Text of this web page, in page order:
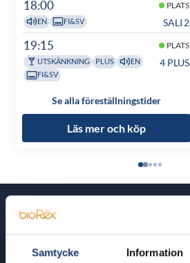
Samtycke Information
18:00 PLATS
EN FI&SV SALI 2
19:15 PLATS
UTSKÄNKNING PLUS
EN
FI&SV
4 PLUS
Se alla föreställningstider
Läs mer och köp
Kommande filmer